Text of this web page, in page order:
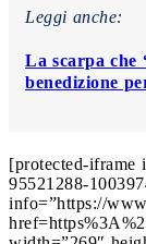
Leggi anche:
La scarpa che
benedizione
[protected-iframe
95521288-
info=”https://